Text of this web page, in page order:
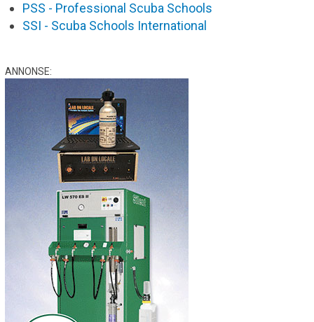
PSS - Professional Scuba Schools
SSI - Scuba Schools International
ANNONSE: